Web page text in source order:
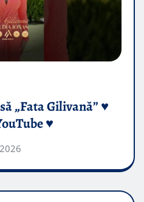
„Fata Gilivană” ♥️
♥️